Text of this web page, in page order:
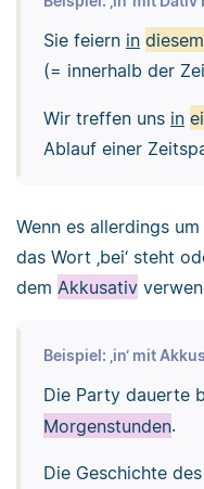
Sie feiern in
(= innerhalb der
Wir treffen uns in
Ablauf einer
Wenn es allerdings
das Wort ‚bei‘ steht
dem Akkusativ
Beispiel: ‚in‘ mit
Die Party dauerte
Morgenstunden.
Die Geschichte